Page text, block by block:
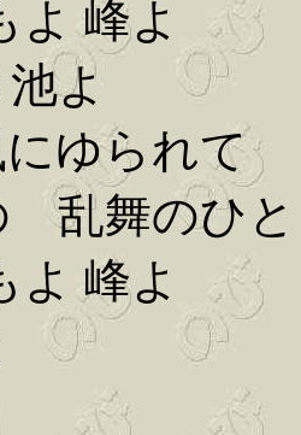
よ 峰よ
よ
ゆられて
乱舞のひ
よ 峰よ